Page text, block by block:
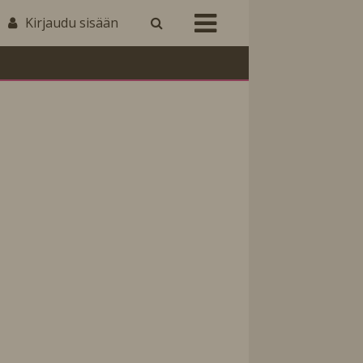
Kirjaudu sisään